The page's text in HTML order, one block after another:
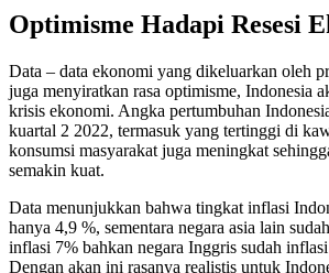
Optimisme Hadapi Resesi
Data – data ekonomi yang dikeluarkan oleh
juga menyiratkan rasa optimisme, Indonesia
krisis ekonomi. Angka pertumbuhan
kuartal 2 2022, termasuk yang tertinggi di
konsumsi masyarakat juga meningkat
semakin kuat.
Data menunjukkan bahwa tingkat inflasi
hanya 4,9 %, sementara negara asia lain
inflasi 7% bahkan negara Inggris sudah
Dengan akan ini rasanya realistis untuk